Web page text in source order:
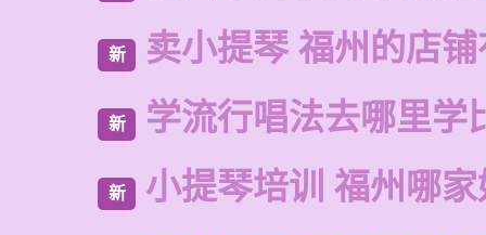
新 卖小提琴 福州的店
新 学流行唱法去哪里学
新 小提琴培训 福州哪